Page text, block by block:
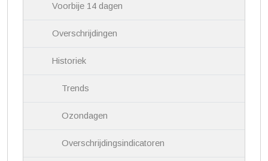
Voorbije 14 dagen
Overschrijdingen
Historiek
Trends
Ozondagen
Overschrijdingsindicatoren